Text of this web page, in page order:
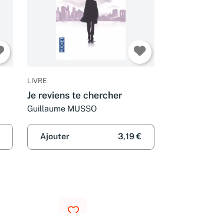
LIVRE
Je reviens te chercher
Guillaume MUSSO
Ajouter 3,19 €